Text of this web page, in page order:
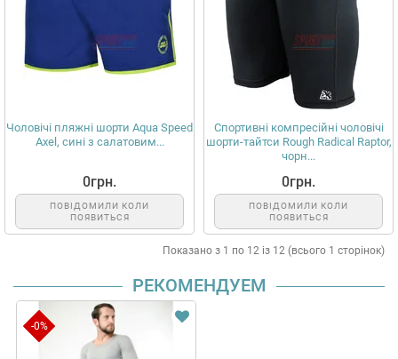
Чоловічі пляжні шорти Aqua Speed
Axel, сині з салатовим...
0грн.
ПОВІДОМИЛИ КОЛИ
ПОЯВИТЬСЯ
Спортивні компресійні чоловічі
шорти-тайтси Rough Radical Raptor,
чорн...
0грн.
ПОВІДОМИЛИ КОЛИ
ПОЯВИТЬСЯ
Показано з 1 по 12 із 12 (всього 1 сторінок)
РЕКОМЕНДУЕМ
-0%